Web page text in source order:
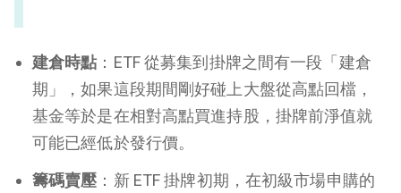
建倉時點 ：ETF 從募集到掛牌之間有一段「建倉
期」，如果這段期間剛好碰上大盤從高點回檔，
基金等於是在相對高點買進持股，掛牌前淨值就
可能已經低於發行價。
籌碼賣壓 ：新 ETF 掛牌初期，在初級市場申購的